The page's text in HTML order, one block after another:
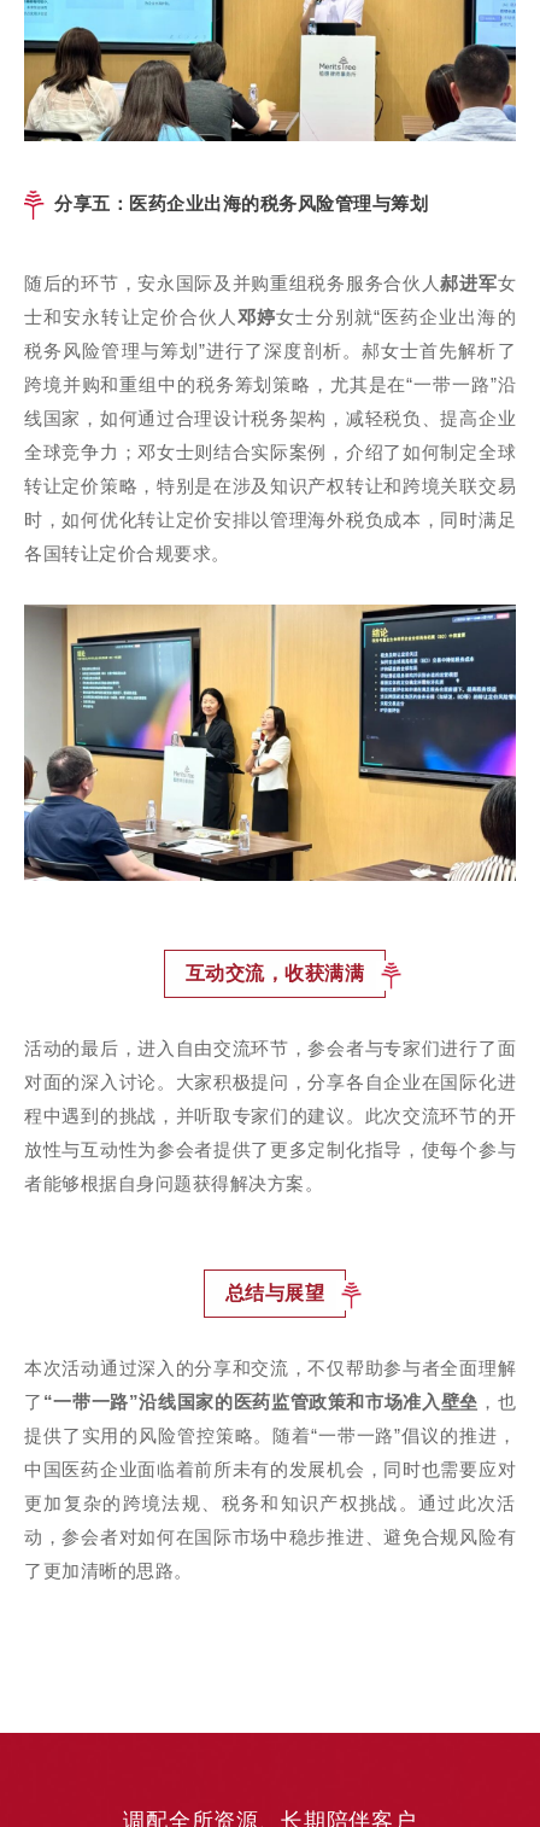
分享五：医药企业出海的税务风险管理与筹划
随后的环节，安永国际及并购重组税务服务合伙人郝进军女
士和安永转让定价合伙人邓婷女士分别就“医药企业出海的
税务风险管理与筹划”进行了深度剖析。郝女士首先解析了
跨境并购和重组中的税务筹划策略，尤其是在“一带一路”沿
线国家，如何通过合理设计税务架构，减轻税负、提高企业
全球竞争力；邓女士则结合实际案例，介绍了如何制定全球
转让定价策略，特别是在涉及知识产权转让和跨境关联交易
时，如何优化转让定价安排以管理海外税负成本，同时满足
各国转让定价合规要求。
互动交流，收获满满
活动的最后，进入自由交流环节，参会者与专家们进行了面
对面的深入讨论。大家积极提问，分享各自企业在国际化进
程中遇到的挑战，并听取专家们的建议。此次交流环节的开
放性与互动性为参会者提供了更多定制化指导，使每个参与
者能够根据自身问题获得解决方案。
总结与展望
本次活动通过深入的分享和交流，不仅帮助参与者全面理解
了 “一带一路”沿线国家的医药监管政策和市场准入壁垒 ，也
提供了实用的风险管控策略。随着“一带一路”倡议的推进，
中国医药企业面临着前所未有的发展机会，同时也需要应对
更加复杂的跨境法规、税务和知识产权挑战。通过此次活
动，参会者对如何在国际市场中稳步推进、避免合规风险有
了更加清晰的思路。
调配全所资源、长期陪伴客户